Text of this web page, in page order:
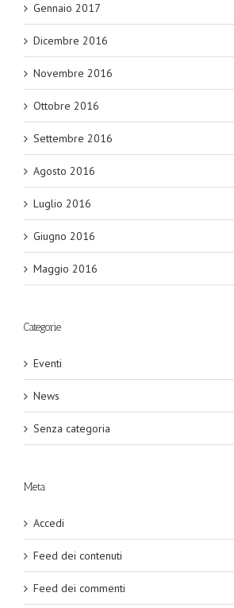
Gennaio 2017
Dicembre 2016
Novembre 2016
Ottobre 2016
Settembre 2016
Agosto 2016
Luglio 2016
Giugno 2016
Maggio 2016
Categorie
Eventi
News
Senza categoria
Meta
Accedi
Feed dei contenuti
Feed dei commenti